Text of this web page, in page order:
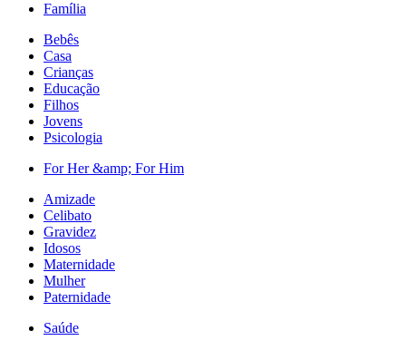
Família
Bebês
Casa
Crianças
Educação
Filhos
Jovens
Psicologia
For Her &amp; For Him
Amizade
Celibato
Gravidez
Idosos
Maternidade
Mulher
Paternidade
Saúde